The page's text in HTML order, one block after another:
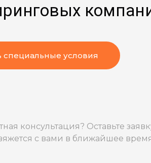
консультация? Оставьте
с вами в ближайшее
специальные условия